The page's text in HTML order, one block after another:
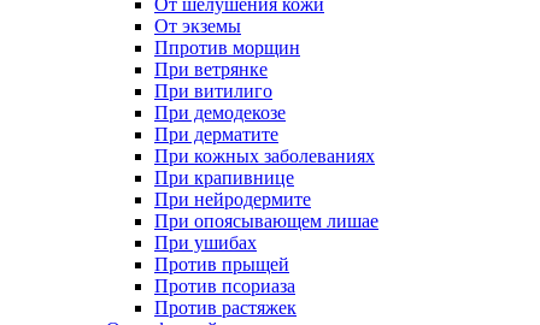
От шелушения кожи
От экземы
Ппротив морщин
При ветрянке
При витилиго
При демодекозе
При дерматите
При кожных заболеваниях
При крапивнице
При нейродермите
При опоясывающем лишае
При ушибах
Против прыщей
Против псориаза
Против растяжек